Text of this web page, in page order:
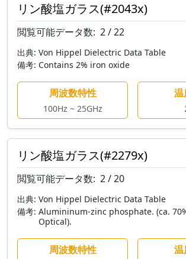
リン酸塩ガラス(#2043x)
閲覧可能データ数: 2 / 22
出典: Von Hippel Dielectric Data Table
備考: Contains 2% iron oxide
周波数特性
100Hz ~ 25GHz
温
リン酸塩ガラス(#2279x)
閲覧可能データ数: 2 / 20
出典: Von Hippel Dielectric Data Table
備考: Alumininum-zinc phosphate. (ca.
Optical).
周波数特性 温